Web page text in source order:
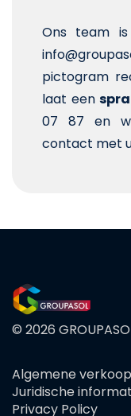
Ons team
pictogram
laat een
07 87 en
contact met
© 2026
FOOTER
MENU
Algemene
Juridische
Privacy Policy